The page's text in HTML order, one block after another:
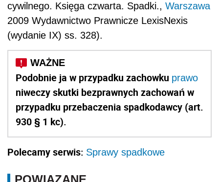
cywilnego. Księga czwarta. Spadki., Warszawa
2009 Wydawnictwo Prawnicze LexisNexis
(wydanie IX) ss. 328).
Podobnie ja w przypadku zachowku prawo
niweczy skutki bezprawnych zachowań w
przypadku przebaczenia spadkodawcy (art.
930 § 1 kc).
Polecamy serwis: Sprawy spadkowe
POWIĄZANE